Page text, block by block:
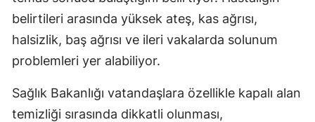
belirtileri arasında yüksek ateş, kas ağrısı,
halsizlik, baş ağrısı ve ileri vakalarda solunum
problemleri yer alabiliyor.
Sağlık Bakanlığı vatandaşlara özellikle kapalı alan
temizliği sırasında dikkatli olunması,